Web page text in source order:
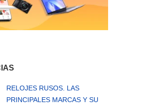
RELOJES RUSOS. LAS
PRINCIPALES MARCAS Y SU